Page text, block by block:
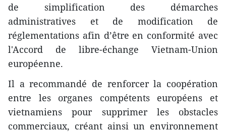
de simplification des démarches
administratives et de modification de
réglementations afin d’être en conformité avec
l'Accord de libre-échange Vietnam-Union
européenne.
Il a recommandé de renforcer la coopération
entre les organes compétents européens et
vietnamiens pour supprimer les obstacles
commerciaux, créant ainsi un environnement